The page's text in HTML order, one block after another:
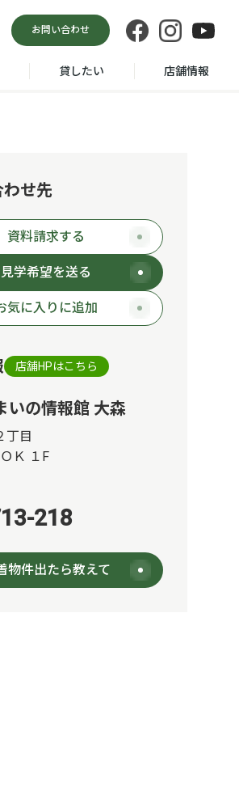
お問い合わせ
貸したい 店舗情報
せ先
資料請求する
見学希望を送る
気に入りに追加
店舗HPはこちら
いの情報館 大森
丁目
Ｋ １F
218
物件出たら教えて